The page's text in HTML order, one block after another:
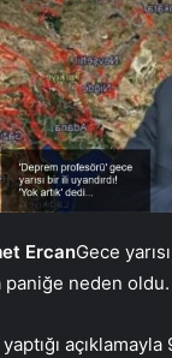
ErcanGece
paniğe neden oldu.
açıklamayla